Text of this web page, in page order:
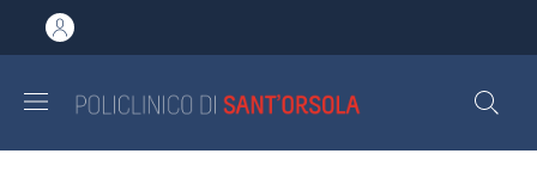
al contenuto principale
to footer content